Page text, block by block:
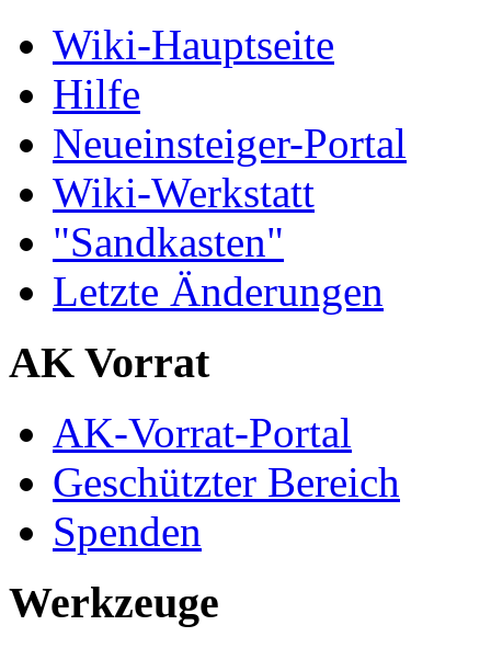
Wiki-Hauptseite
Hilfe
Neueinsteiger-Portal
Wiki-Werkstatt
"Sandkasten"
Letzte Änderungen
AK Vorrat
AK-Vorrat-Portal
Geschützter Bereich
Spenden
Werkzeuge